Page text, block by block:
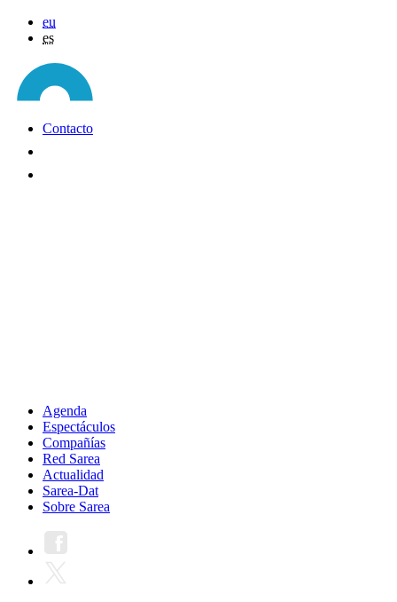
eu
es
Contacto
Agenda
Espectáculos
Compañías
Red Sarea
Actualidad
Sarea-Dat
Sobre Sarea